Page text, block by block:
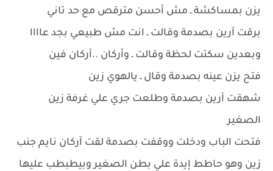
يزن بمساكشة ـ مش أحسن مترقص مع حد تاني
برقت آرين بصدمة وقالت ـ انت مش طبيعي بجد عاااا
وبعدين سكتت لحظة وقالت ـ وأركان ..أركان فين
فتح يزن عينه بصدمة وقال ـ يالهوي زين
شهقت آرين بصدمة وطلعت جري علي غرفة زين
الصغير
فتحت الباب ودخلت ووقفت بصدمة لقت آركان نايم جنب
زين وهو حاطط إيدة علي بطن الصغير وبيطبطب عليها